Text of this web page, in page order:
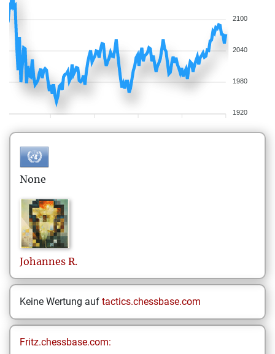
2100
2040
1980
1920
None
Johannes R.
Keine Wertung auf tactics.chessbase.com
Fritz.chessbase.com: